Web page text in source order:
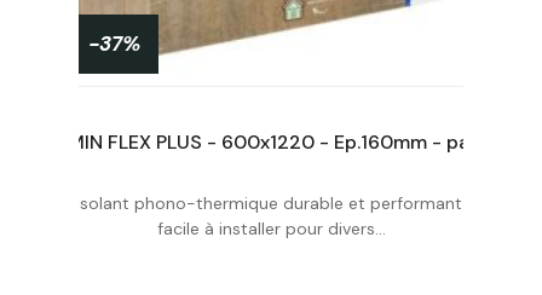
Acheter
-37%
Isolant phono-thermique durable et performant,
facile à installer pour divers...